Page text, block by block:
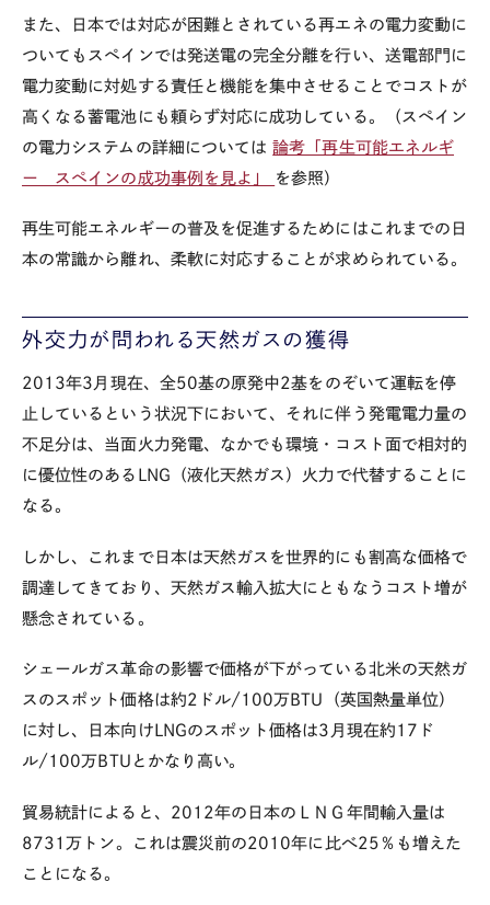
また、日本では対応が困難とされている再エネの電力変動に
ついてもスペインでは発送電の完全分離を行い、送電部門に
電力変動に対処する責任と機能を集中させることでコストが
高くなる蓄電池にも頼らず対応に成功している。（スペイン
の電力システムの詳細については論考「再生可能エネルギ
ー スペインの成功事例を見よ」
を参照）
再生可能エネルギーの普及を促進するためにはこれまでの日
本の常識から離れ、柔軟に対応することが求められている。
外交力が問われる天然ガスの獲得
2013年3月現在、全50基の原発中2基をのぞいて運転を停
止しているという状況下において、それに伴う発電電力量の
不足分は、当面火力発電、なかでも環境・コスト面で相対的
に優位性のあるLNG（液化天然ガス）火力で代替することに
なる。
しかし、これまで日本は天然ガスを世界的にも割高な価格で
調達してきており、天然ガス輸入拡大にともなうコスト増が
懸念されている。
シェールガス革命の影響で価格が下がっている北米の天然ガ
スのスポット価格は約2ドル/100万BTU（英国熱量単位）
に対し、日本向けLNGのスポット価格は3月現在約17ド
ル/100万BTUとかなり高い。
貿易統計によると、2012年の日本のＬＮＧ年間輸入量は
8731万トン。これは震災前の2010年に比べ25％も増えた
ことになる。